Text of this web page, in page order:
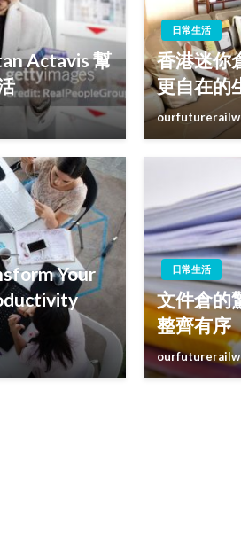
Actavis 幫
日常生活
香港迷你
更自在的
Your
日常生活
文件倉的
整齊有序